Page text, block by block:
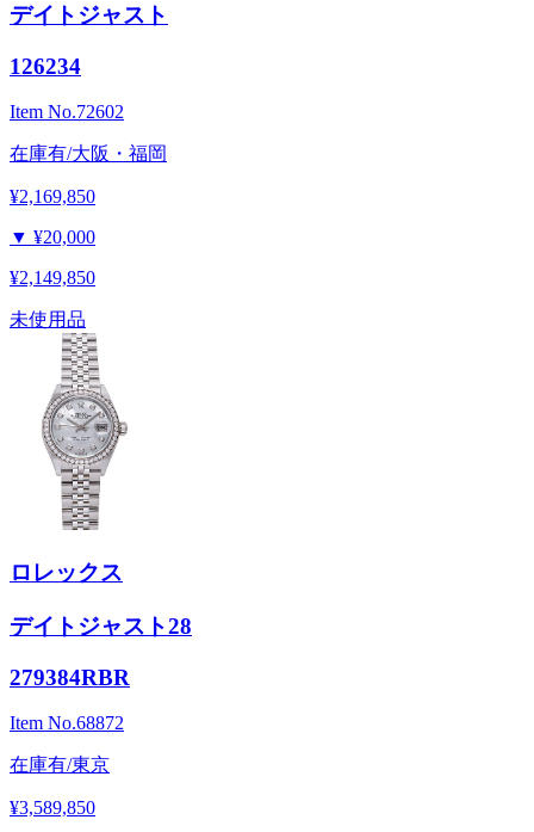
デイトジャスト
126234
Item No.72602
在庫有/大阪・福岡
¥2,169,850
▼ ¥20,000
¥2,149,850
未使用品
ロレックス
デイトジャスト28
279384RBR
Item No.68872
在庫有/東京
¥3,589,850